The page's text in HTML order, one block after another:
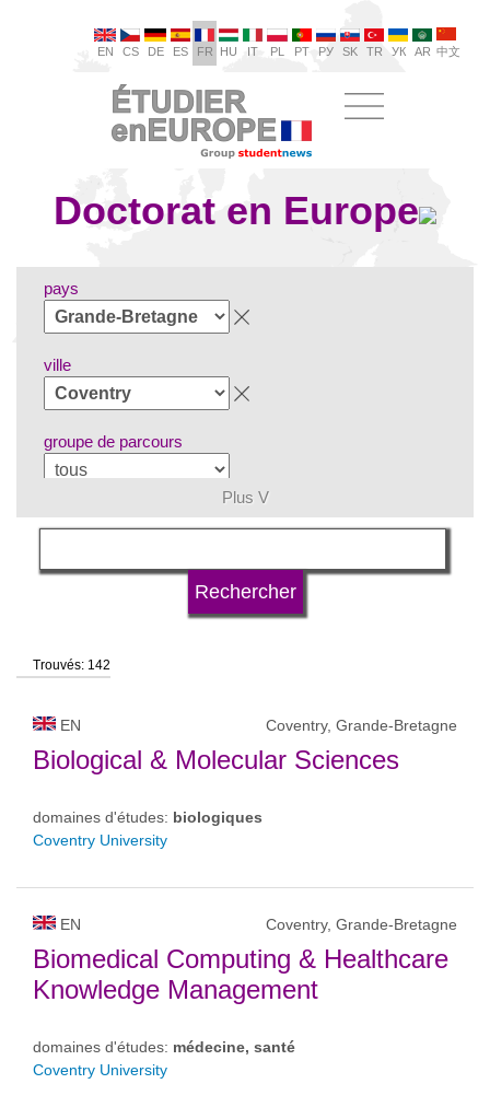
EN CS DE ES FR HU IT PL PT РУ SK TR УК AR 中文
Doctorat en Europe
pays
ville
groupe de parcours
langue
statut d'université
Plus V
Trouvés: 142
EN Coventry, Grande-Bretagne
Biological & Molecular Sciences
domaines d'études: biologiques
Coventry University
EN Coventry, Grande-Bretagne
Biomedical Computing & Healthcare
Knowledge Management
domaines d'études: médecine, santé
Coventry University